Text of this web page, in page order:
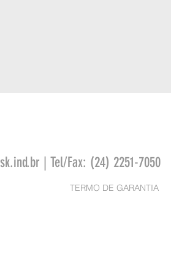
| Tel/Fax: (24) 2251-7050
TERMO DE GARANTIA